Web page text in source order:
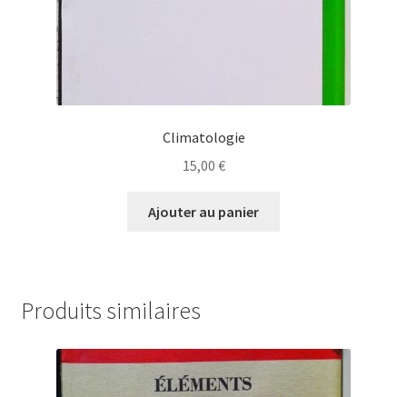
Climatologie
15,00 €
Ajouter au panier
Produits similaires